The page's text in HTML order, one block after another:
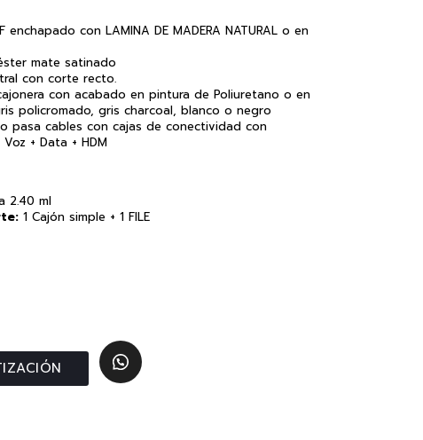
enchapado con LAMINA DE MADERA NATURAL o en
mate satinado
con corte recto.
con acabado en pintura de Poliuretano o en
policromado, gris charcoal, blanco o negro
pasa cables con cajas de conectividad con
+ Data + HDM
2.40 ml
1 Cajón simple + 1 FILE